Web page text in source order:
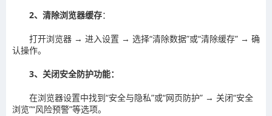
2‌、清除浏览器缓存‌：
打开浏览器 → 进入设置 → 选择“清除数据”或“清除缓存” → 确
认操作。‌‌
3‌、关闭安全防护功能‌：
在浏览器设置中找到“安全与隐私”或“网页防护” → 关闭“安全
浏览”“风险预警”等选项。‌‌